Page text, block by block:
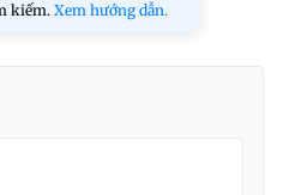
kiếm. Xem hướng dẫn.